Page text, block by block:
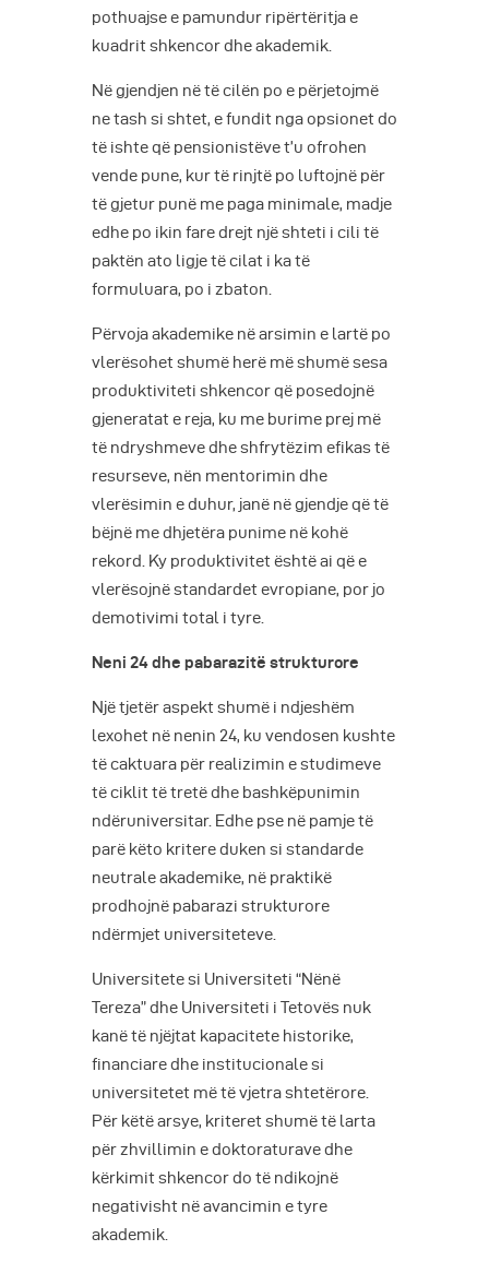
pothuajse e pamundur ripërtëritja e
kuadrit shkencor dhe akademik.
Në gjendjen në të cilën po e përjetojmë
ne tash si shtet, e fundit nga opsionet do
të ishte që pensionistëve t’u ofrohen
vende pune, kur të rinjtë po luftojnë për
të gjetur punë me paga minimale, madje
edhe po ikin fare drejt një shteti i cili të
paktën ato ligje të cilat i ka të
formuluara, po i zbaton.
Përvoja akademike në arsimin e lartë po
vlerësohet shumë herë më shumë sesa
produktiviteti shkencor që posedojnë
gjeneratat e reja, ku me burime prej më
të ndryshmeve dhe shfrytëzim efikas të
resurseve, nën mentorimin dhe
vlerësimin e duhur, janë në gjendje që të
bëjnë me dhjetëra punime në kohë
rekord. Ky produktivitet është ai që e
vlerësojnë standardet evropiane, por jo
demotivimi total i tyre.
Neni 24 dhe pabarazitë strukturore
Një tjetër aspekt shumë i ndjeshëm
lexohet në nenin 24, ku vendosen kushte
të caktuara për realizimin e studimeve
të ciklit të tretë dhe bashkëpunimin
ndëruniversitar. Edhe pse në pamje të
parë këto kritere duken si standarde
neutrale akademike, në praktikë
prodhojnë pabarazi strukturore
ndërmjet universiteteve.
Universitete si Universiteti “Nënë
Tereza” dhe Universiteti i Tetovës nuk
kanë të njëjtat kapacitete historike,
financiare dhe institucionale si
universitetet më të vjetra shtetërore.
Për këtë arsye, kriteret shumë të larta
për zhvillimin e doktoraturave dhe
kërkimit shkencor do të ndikojnë
negativisht në avancimin e tyre
akademik.